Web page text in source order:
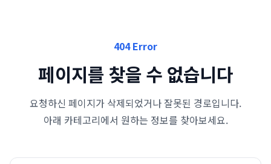
404 Error
페이지를 찾을 수 없습니다
요청하신 페이지가 삭제되었거나 잘못된 경로입니다.
아래 카테고리에서 원하는 정보를 찾아보세요.